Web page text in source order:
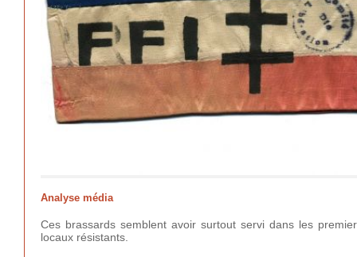
Analyse média
Ces brassards semblent avoir surtout servi dans les
locaux résistants.